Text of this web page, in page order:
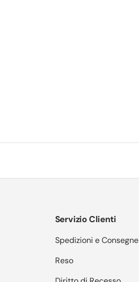
Servizio Clienti
Spedizioni e Consegne
Reso